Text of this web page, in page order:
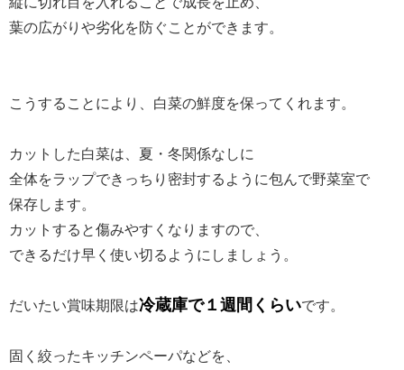
葉の広がりや劣化を防ぐことができます。
こうすることにより、白菜の鮮度を保ってくれます。
カットした白菜は、夏・冬関係なしに
全体をラップできっちり密封するように包んで野菜室で
保存します。
カットすると傷みやすくなりますので、
できるだけ早く使い切るようにしましょう。
だいたい賞味期限は冷蔵庫で１週間くらいです。
固く絞ったキッチンペーパなどを、